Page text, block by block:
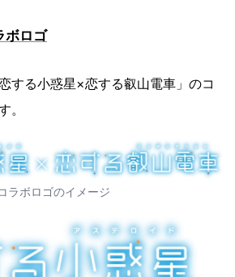
ボロゴ
する小惑星×恋する叡山電車」のコ
。
ラボロゴのイメージ